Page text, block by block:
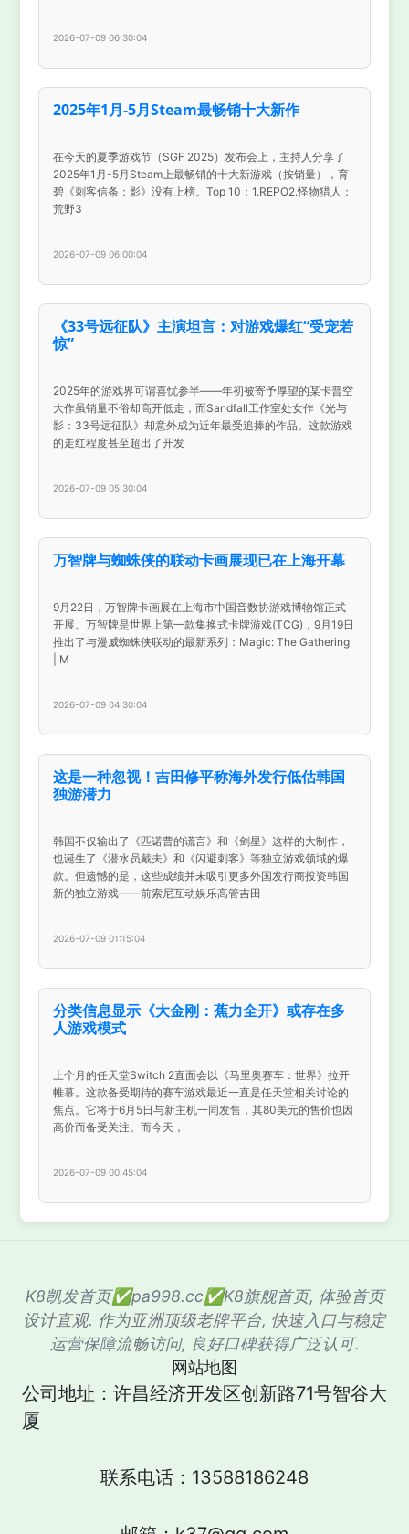
2026-07-09 06:30:04
2025年1月-5月Steam最畅销十大新作
在今天的夏季游戏节（SGF 2025）发布会上，主持人分享了
2025年1月-5月Steam上最畅销的十大新游戏（按销量），育
碧《刺客信条：影》没有上榜。Top 10：1.REPO2.怪物猎人：
荒野3
2026-07-09 06:00:04
《33号远征队》主演坦言：对游戏爆红“受宠若
惊”
2025年的游戏界可谓喜忧参半——年初被寄予厚望的某卡普空
大作虽销量不俗却高开低走，而Sandfall工作室处女作《光与
影：33号远征队》却意外成为近年最受追捧的作品。这款游戏
的走红程度甚至超出了开发
2026-07-09 05:30:04
万智牌与蜘蛛侠的联动卡画展现已在上海开幕
9月22日，万智牌卡画展在上海市中国音数协游戏博物馆正式
开展。万智牌是世界上第一款集换式卡牌游戏(TCG)，9月19日
推出了与漫威蜘蛛侠联动的最新系列：Magic: The Gathering
| M
2026-07-09 04:30:04
这是一种忽视！吉田修平称海外发行低估韩国
独游潜力
韩国不仅输出了《匹诺曹的谎言》和《剑星》这样的大制作，
也诞生了《潜水员戴夫》和《闪避刺客》等独立游戏领域的爆
款。但遗憾的是，这些成绩并未吸引更多外国发行商投资韩国
新的独立游戏——前索尼互动娱乐高管吉田
2026-07-09 01:15:04
分类信息显示《大金刚：蕉力全开》或存在多
人游戏模式
上个月的任天堂Switch 2直面会以《马里奥赛车：世界》拉开
帷幕。这款备受期待的赛车游戏最近一直是任天堂相关讨论的
焦点。它将于6月5日与新主机一同发售，其80美元的售价也因
高价而备受关注。而今天，
2026-07-09 00:45:04
K8凯发首页✅pa998.cc✅K8旗舰首页, 体验首页
设计直观. 作为亚洲顶级老牌平台, 快速入口与稳定
运营保障流畅访问, 良好口碑获得广泛认可.
网站地图
公司地址：许昌经济开发区创新路71号智谷大
厦
联系电话：13588186248